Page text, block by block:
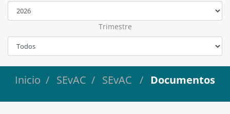
Trimestre
Inicio SEvAC SEvAC Documentos